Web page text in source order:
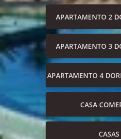
APARTAMENTO 2
APARTAMENTO 3
APARTAMENTO 4
CASA
CASAS